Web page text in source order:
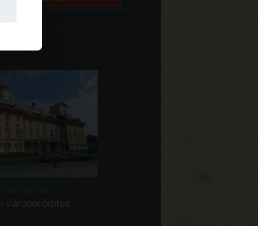
Kismarton
- városerődítés